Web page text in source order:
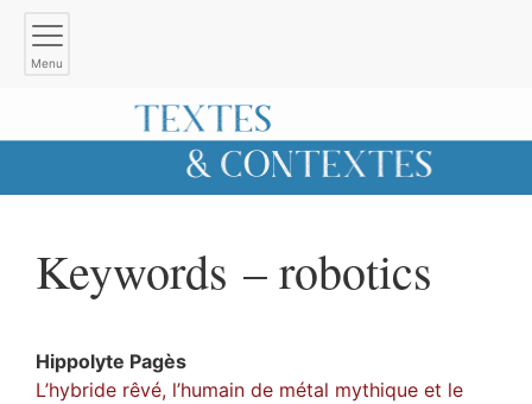
Menu
Keywords – robotics
Hippolyte Pagès
L’hybride rêvé, l’humain de métal mythique et le